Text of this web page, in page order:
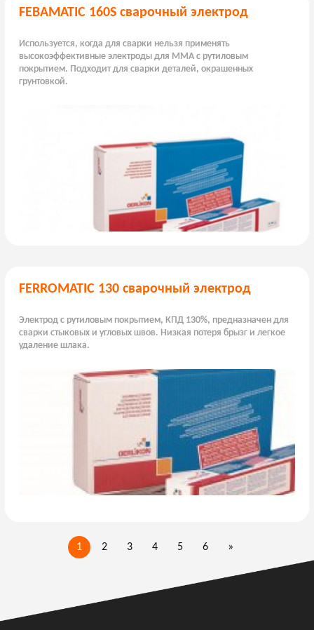
FEBAMATIC 160S сварочный электрод
Используется, когда для сварки нельзя применять
высокоэффективные электроды для ММА с рутиловым
покрытием. Подходит для сварки деталей, окрашенных
грунтовкой.
FERROMATIC 130 сварочный электрод
Электрод с рутиловым покрытием, КПД 130%, предназначен для
сварки стыковых и угловых швов. Низкая потеря брызг и легкое
удаление шлака.
1 2 3 4 5 6 »